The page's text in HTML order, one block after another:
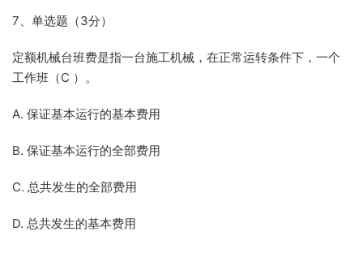
7、单选题（3分）
定额机械台班费是指一台施工机械，在正常运转条件下，一个
工作班（C ）。
A. 保证基本运行的基本费用
B. 保证基本运行的全部费用
C. 总共发生的全部费用
D. 总共发生的基本费用